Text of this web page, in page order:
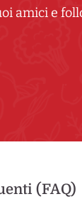
amici e
(FAQ)